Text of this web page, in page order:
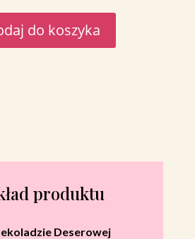
do koszyka
produktu
Deserowej